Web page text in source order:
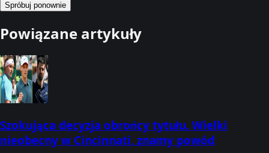
Spróbuj ponownie
Powiązane artykuły
Szokująca decyzja obrońcy tytułu. Wielki
nieobecny w Cincinnati, znamy powód